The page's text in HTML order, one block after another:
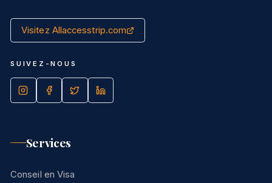
Visitez Allaccesstrip.com
SUIVEZ-NOUS
Services
Conseil en Visa